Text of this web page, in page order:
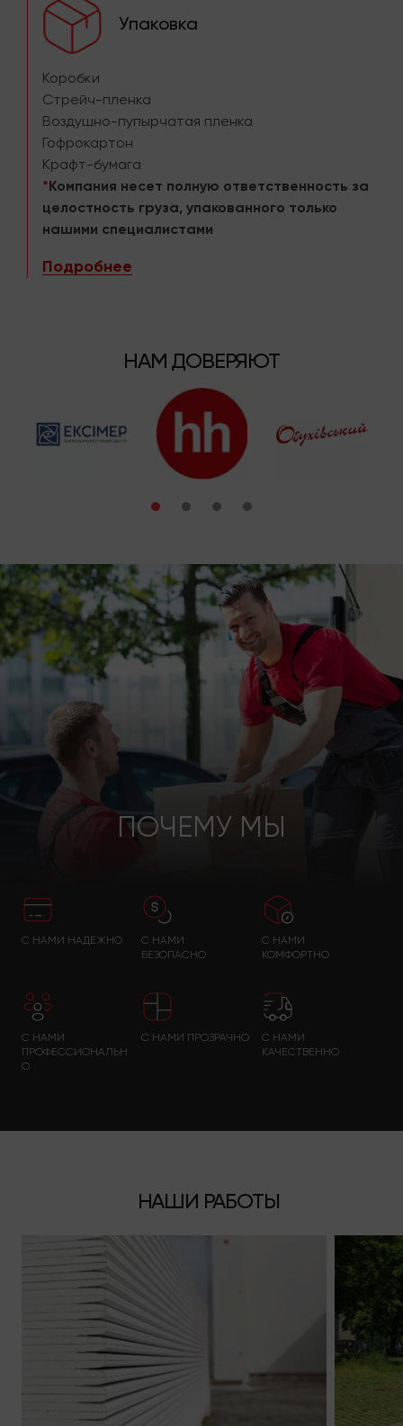
Упаковка
Коробки
Стрейч-пленка
Воздушно-пупырчатая пленка
Гофрокартон
Крафт-бумага
*Компания несет полную ответственность за
целостность груза, упакованного только
нашими специалистами
Подробнее
НАМ ДОВЕРЯЮТ
ПОЧЕМУ МЫ
С НАМИ НАДЕЖНО
С НАМИ
БЕЗОПАСНО
С НАМИ
КОМФОРТНО
С НАМИ
ПРОФЕССИОНАЛЬН
О
С НАМИ ПРОЗРАЧНО
С НАМИ
КАЧЕСТВЕННО
НАШИ РАБОТЫ